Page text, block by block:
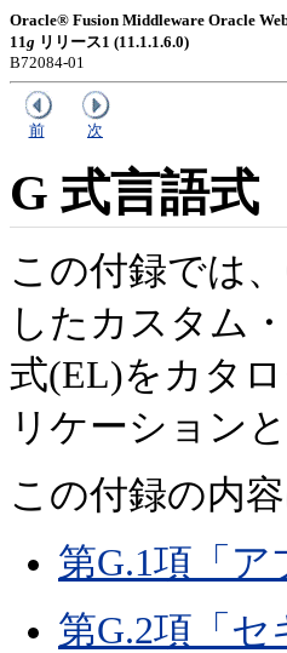
Oracle® Fusion Middleware Oracle
11g リリース1 (11.1.1.6.0)
B72084-01
前 次
G 式言語式
この付録では、
したカスタム
式(EL)をカタ
リケーション
この付録の内
第G.1項「
第G.2項「